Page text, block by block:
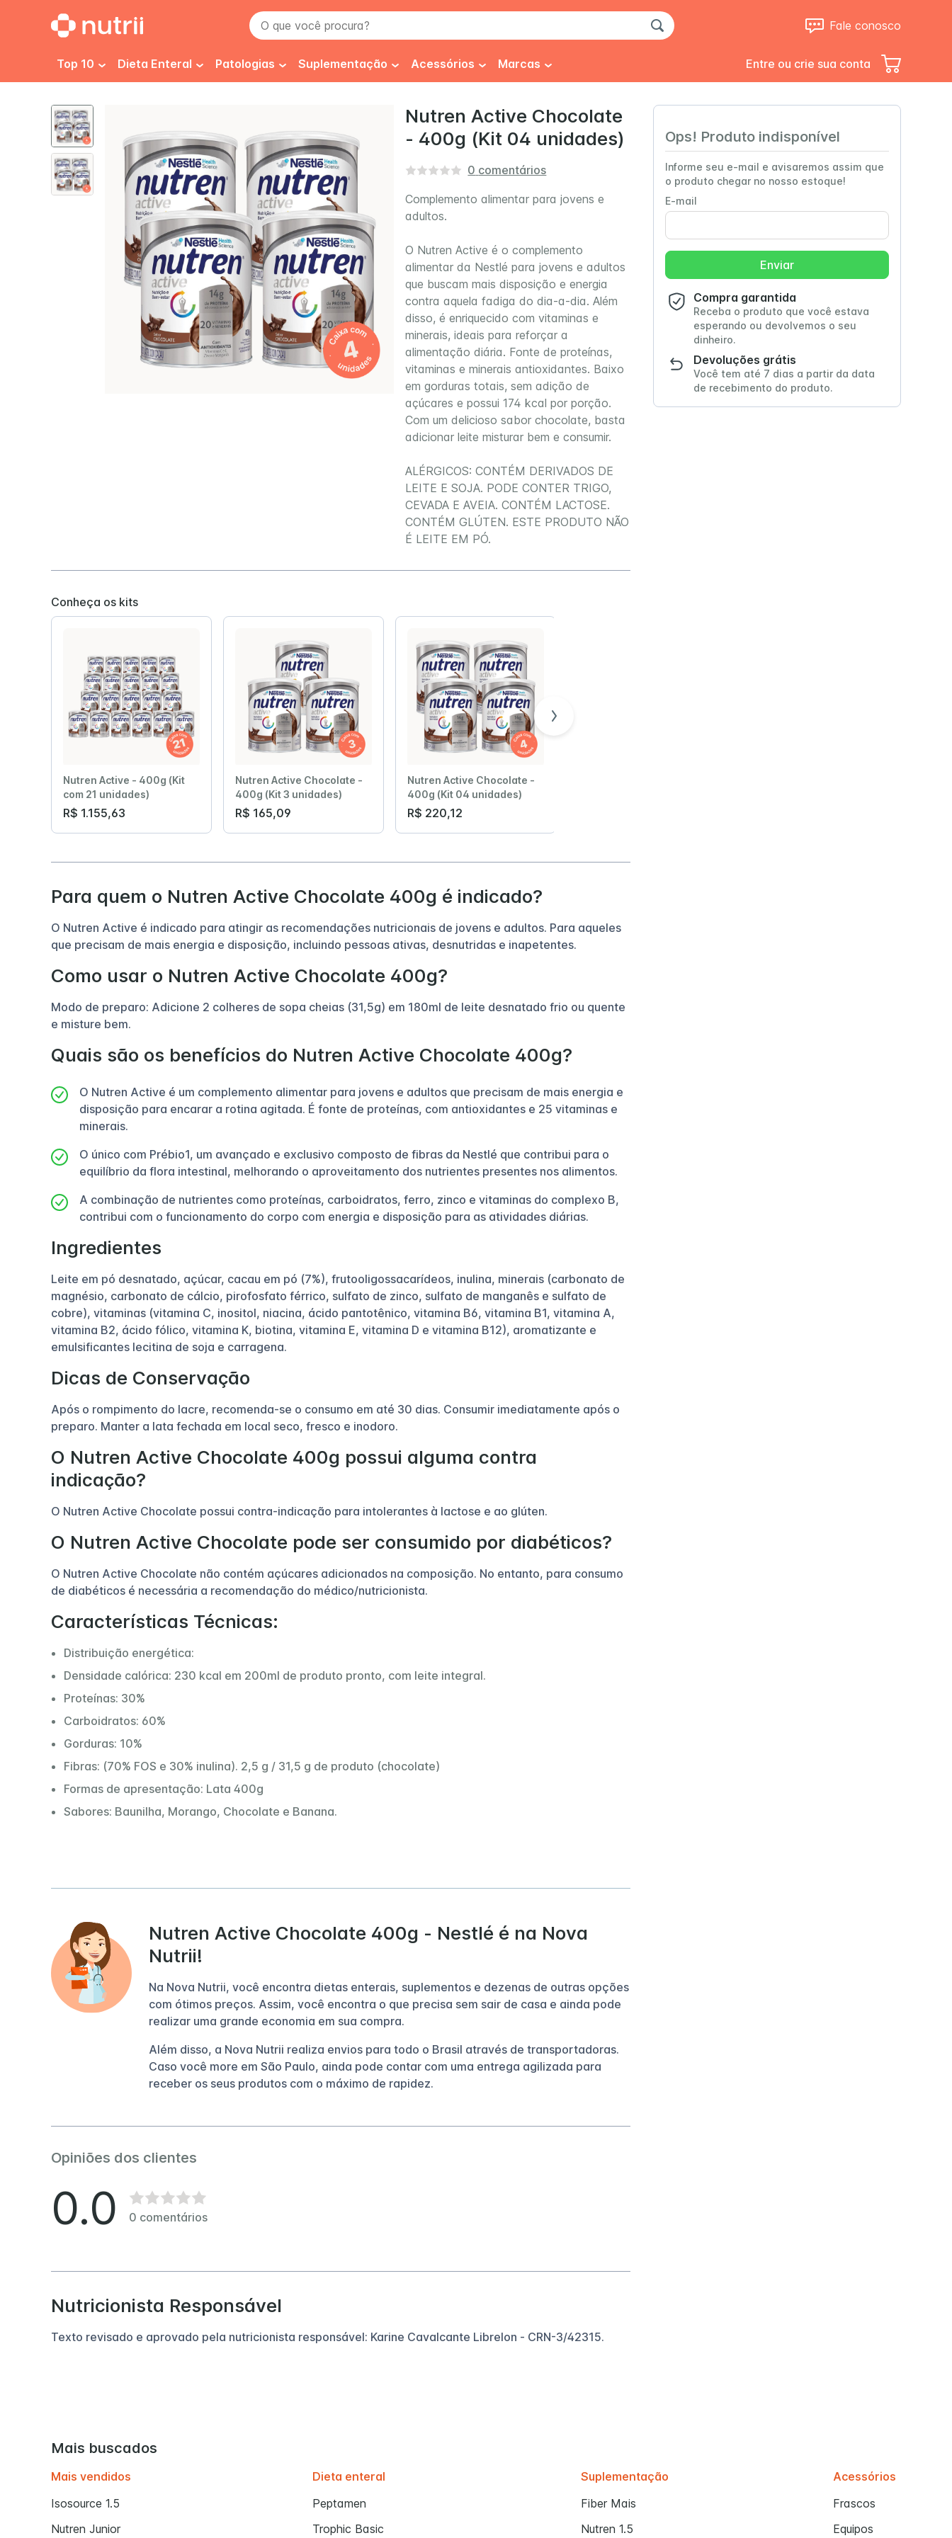
O que você procura? Fale conosco
Top 10
Isosource 1.5 Isosource Soya Isosource Soya Fiber
Frasco Descartável 300ml Novasource Senior Trophic Soya 1.2
Dieta Enteral
Dieta 1.2 kcal
Dieta 1.5 kcal
Dieta Enteral Renal
Dieta Enteral Infantil
Dieta Enteral Especializada
Dieta Enteral Diabetes
Normocalórica e Normoproteica
Hipercalórica e Hiperproteica
Hipercalorica e Normoproteica
Patologias
Imunidade
Câncer
Desnutrição
Gastrointestinais
Renal
Cicatrização
Diabetes
Disfagia
Suplementação
Espessante
Fibra Alimentar
Hipercalórico
Hiperproteíco
Proteínas
Nutracêuticos
Acessórios
Frasco
Equipo
Seringa
Higienização
Fixadores
Luvas
Marcas
FiberMais®
Fresenius
Fresubin
Impact®
Nestlé Health Science
Novasource®
Nutren®
Peptamen®
Prodiet
Resource®
Trophic
Entre ou crie sua conta
Nutren Active Chocolate
- 400g (Kit 04 unidades)
0 comentários
Complemento alimentar para jovens e
adultos.
O Nutren Active é o complemento
alimentar da Nestlé para jovens e adultos
que buscam mais disposição e energia
contra aquela fadiga do dia-a-dia. Além
disso, é enriquecido com vitaminas e
minerais, ideais para reforçar a
alimentação diária. Fonte de proteínas,
vitaminas e minerais antioxidantes. Baixo
em gorduras totais, sem adição de
açúcares e possui 174 kcal por porção.
Com um delicioso sabor chocolate, basta
adicionar leite misturar bem e consumir.
ALÉRGICOS: CONTÉM DERIVADOS DE
LEITE E SOJA. PODE CONTER TRIGO,
CEVADA E AVEIA. CONTÉM LACTOSE.
CONTÉM GLÚTEN. ESTE PRODUTO NÃO
É LEITE EM PÓ.
Conheça os kits
Nutren Active - 400g (Kit
com 21 unidades)
R$ 1.155,63
Nutren Active Chocolate -
400g (Kit 3 unidades)
R$ 165,09
Nutren Active Chocolate -
400g (Kit 04 unidades)
R$ 220,12
Para quem o Nutren Active Chocolate 400g é indicado?
O Nutren Active é indicado para atingir as recomendações nutricionais de jovens e adultos. Para aqueles
que precisam de mais energia e disposição, incluindo pessoas ativas, desnutridas e inapetentes.
Como usar o Nutren Active Chocolate 400g?
Modo de preparo: Adicione 2 colheres de sopa cheias (31,5g) em 180ml de leite desnatado frio ou quente
e misture bem.
Quais são os benefícios do Nutren Active Chocolate 400g?
O Nutren Active é um complemento alimentar para jovens e adultos que precisam de mais energia e
disposição para encarar a rotina agitada. É fonte de proteínas, com antioxidantes e 25 vitaminas e
minerais.
O único com Prébio1, um avançado e exclusivo composto de fibras da Nestlé que contribui para o
equilíbrio da flora intestinal, melhorando o aproveitamento dos nutrientes presentes nos alimentos.
A combinação de nutrientes como proteínas, carboidratos, ferro, zinco e vitaminas do complexo B,
contribui com o funcionamento do corpo com energia e disposição para as atividades diárias.
Ingredientes
Leite em pó desnatado, açúcar, cacau em pó (7%), frutooligossacarídeos, inulina, minerais (carbonato de
magnésio, carbonato de cálcio, pirofosfato férrico, sulfato de zinco, sulfato de manganês e sulfato de
cobre), vitaminas (vitamina C, inositol, niacina, ácido pantotênico, vitamina B6, vitamina B1, vitamina A,
vitamina B2, ácido fólico, vitamina K, biotina, vitamina E, vitamina D e vitamina B12), aromatizante e
emulsificantes lecitina de soja e carragena.
Dicas de Conservação
Após o rompimento do lacre, recomenda-se o consumo em até 30 dias. Consumir imediatamente após o
preparo. Manter a lata fechada em local seco, fresco e inodoro.
O Nutren Active Chocolate 400g possui alguma contra
indicação?
O Nutren Active Chocolate possui contra-indicação para intolerantes à lactose e ao glúten.
O Nutren Active Chocolate pode ser consumido por diabéticos?
O Nutren Active Chocolate não contém açúcares adicionados na composição. No entanto, para consumo
de diabéticos é necessária a recomendação do médico/nutricionista.
Características Técnicas:
Distribuição energética:
Densidade calórica: 230 kcal em 200ml de produto pronto, com leite integral.
Proteínas: 30%
Carboidratos: 60%
Gorduras: 10%
Fibras: (70% FOS e 30% inulina). 2,5 g / 31,5 g de produto (chocolate)
Formas de apresentação: Lata 400g
Sabores: Baunilha, Morango, Chocolate e Banana.
Nutren Active Chocolate 400g - Nestlé é na Nova
Nutrii!
Na Nova Nutrii, você encontra dietas enterais, suplementos e dezenas de outras opções
com ótimos preços. Assim, você encontra o que precisa sem sair de casa e ainda pode
realizar uma grande economia em sua compra.
Além disso, a Nova Nutrii realiza envios para todo o Brasil através de transportadoras.
Caso você more em São Paulo, ainda pode contar com uma entrega agilizada para
receber os seus produtos com o máximo de rapidez.
Opiniões dos clientes
0.0 0 comentários
Nutricionista Responsável
Texto revisado e aprovado pela nutricionista responsável: Karine Cavalcante Librelon - CRN-3/42315.
Ops! Produto indisponível
Informe seu e-mail e avisaremos assim que
o produto chegar no nosso estoque!
E-mail
Enviar
Compra garantida
Receba o produto que você estava
esperando ou devolvemos o seu
dinheiro.
Devoluções grátis
Você tem até 7 dias a partir da data
de recebimento do produto.
Mais buscados
Mais vendidos
Isosource 1.5
Nutren Junior
Dieta enteral
Peptamen
Trophic Basic
Suplementação
Fiber Mais
Nutren 1.5
Acessórios
Frascos
Equipos